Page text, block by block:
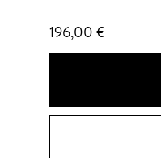
196,00 €